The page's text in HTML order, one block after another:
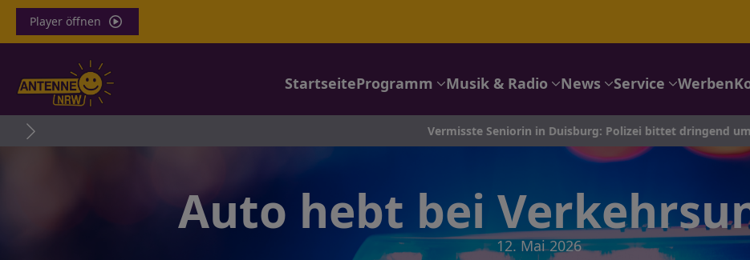
Player öffnen
StartseiteProgramm Musik & Radio News Service Werben
Vermisste Seniorin in Duisburg: Polizei bittet dringend um eure
Auto hebt bei
12. Mai 2026